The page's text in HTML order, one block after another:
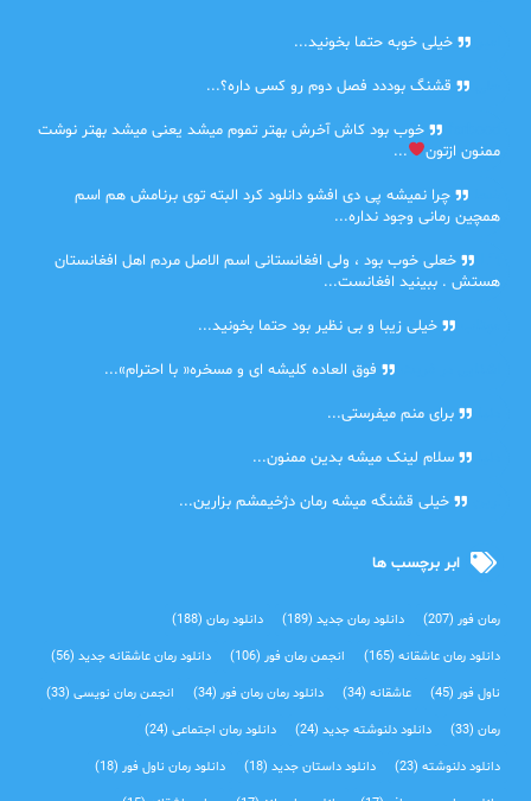
خیلی خوبه حتما بخونید...
قشنگ بوددد فصل دوم رو کسی داره؟...
خوب بود کاش آخرش بهتر تموم میشد یعنی میشد بهتر نوشت
ممنون ازتون
...
چرا نمیشه پی دی افشو دانلود کرد البته توی برنامش هم اسم
همچین رمانی وجود نداره...
خعلی خوب بود ، ولی افغانستانی اسم الاصل مردم اهل افغانستان
هستش . ببینید افغانست...
خیلی زیبا و بی نظیر بود حتما بخونید...
فوق العاده کلیشه ای و مسخره« با احترام»...
برای منم میفرستی...
سلام لینک میشه بدین ممنون...
خیلی قشنگه میشه رمان دژخیمشم بزارین...
ابر برچسب ها
رمان فور(207) دانلود رمان جدید(189) دانلود رمان(188)
دانلود رمان عاشقانه(165) انجمن رمان فور(106) دانلود رمان عاشقانه جدید(56)
ناول فور(45) عاشقانه(34) دانلود رمان رمان فور(34) انجمن رمان نویسی(33)
رمان(33) دانلود دلنوشته جدید(24) دانلود رمان اجتماعی‌(24)
دانلود دلنوشته(23) دانلود داستان جدید(18) دانلود رمان ناول فور(18)